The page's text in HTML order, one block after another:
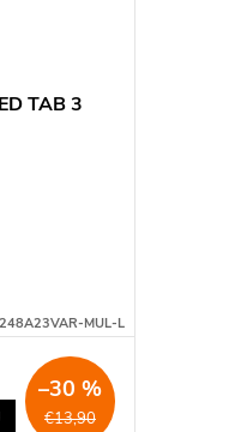
TAB 3
MUL-L
€13,90
–30 %